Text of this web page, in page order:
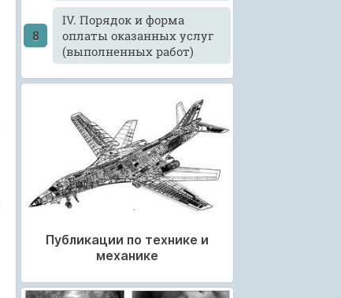
IV. Порядок и форма
оплаты оказанных услуг
(выполненных работ)
Публикации по технике и
механике